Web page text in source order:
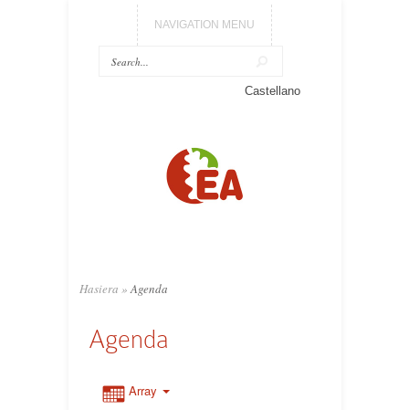
NAVIGATION MENU
Castellano
Hasiera » Agenda
Agenda
Array